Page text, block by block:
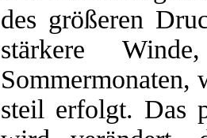
des größeren
stärkere
Sommermonaten,
steil erfolgt. Das